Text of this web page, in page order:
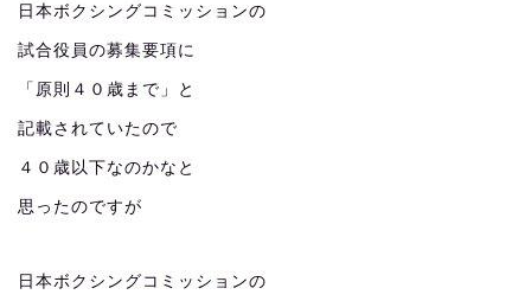
日本ボクシングコミッションの
試合役員の募集要項に
「原則４０歳まで」と
記載されていたので
４０歳以下なのかなと
思ったのですが
日本ボクシングコミッションの